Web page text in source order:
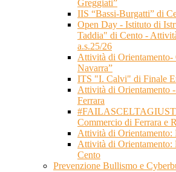
Greggiati”
IIS “Bassi-Burgatti” di
Open Day - Istituto di
Taddia" di Cento -
a.s.25/26
Attività di Orientamento-
Navarra”
ITS "I. Calvi" di Finale
Attività di Orientamento
Ferrara
Commercio di Ferrara e
Attività di Orientamento:
Attività di Orientamento:
Cento
Prevenzione Bullismo e